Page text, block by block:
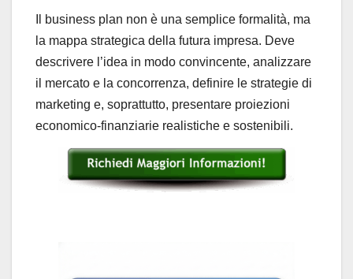
Il business plan non è una semplice formalità, ma
la mappa strategica della futura impresa. Deve
descrivere l’idea in modo convincente, analizzare
il mercato e la concorrenza, definire le strategie di
marketing e, soprattutto, presentare proiezioni
economico-finanziarie realistiche e sostenibili.